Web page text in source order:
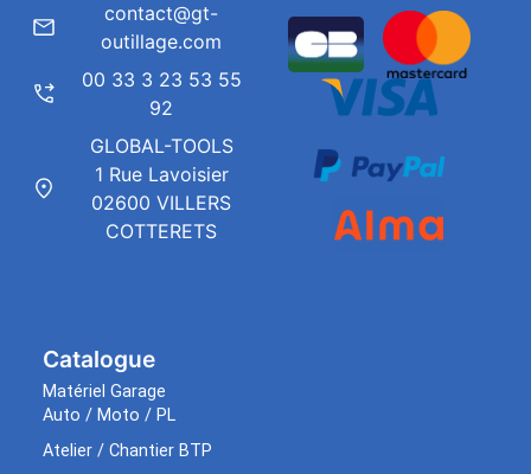
Catalogue
Matériel Garage
Auto / Moto / PL
Atelier / Chantier BTP
contact@gt-
outillage.com
00 33 3 23 53 55
92
GLOBAL-TOOLS
1 Rue Lavoisier
02600 VILLERS
COTTERETS